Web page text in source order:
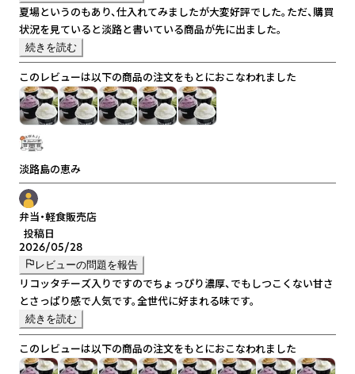
夏場というのもあり、仕入れてみましたが大変好評でした。ただ、購買
状況を見ていると淡路と書いている商品が先に出ました。
続きを読む
このレビューは以下の商品の注文をもとにおこなわれました
淡路島の恵み
弁当・軽食販売店
投稿日
2026/05/28
レビューの問題を報告
リコッタチーズ入りですのでちょっぴり濃厚、でもしつこくない甘さ
とさっぱり感で人気です。全世代に好まれる味です。
続きを読む
このレビューは以下の商品の注文をもとにおこなわれました